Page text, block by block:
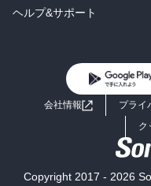
BL・TL
雑誌・グラビア
ラノベ
コミック
ライトノベル
ヘルプ&サポート
よくあるご質問
会社情報 プライ
ク
Copyright 2017 - 2026